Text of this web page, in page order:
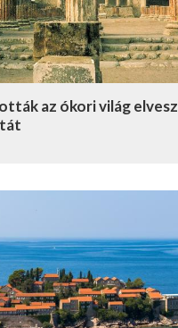
az ókori világ